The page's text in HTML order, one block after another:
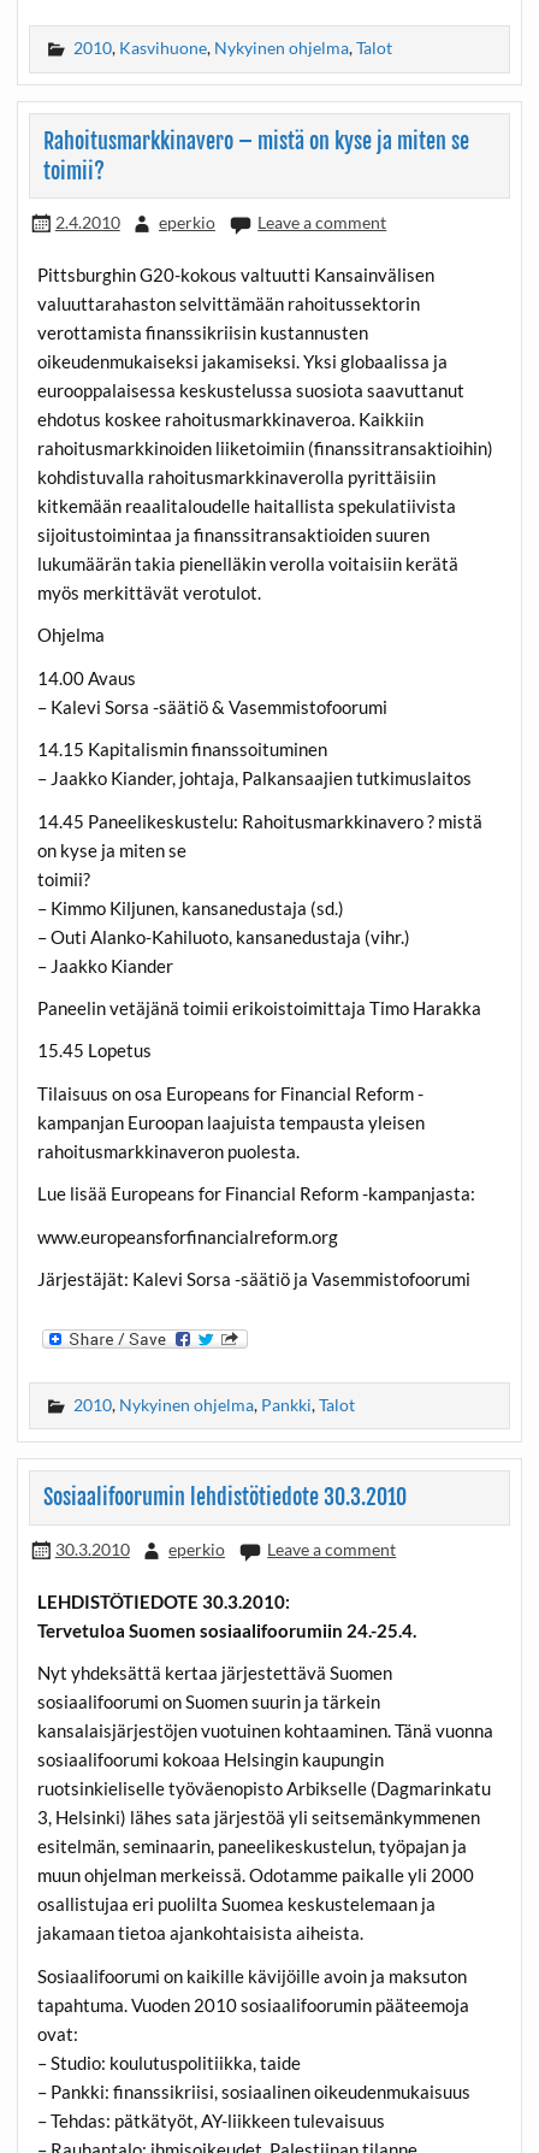
2010, Kasvihuone, Nykyinen ohjelma,Talot
Rahoitusmarkkinavero – mistä on kyse ja miten se
toimii?
2.4.2010 eperkio Leave a comment
Pittsburghin G20-kokous valtuutti Kansainvälisen
valuuttarahaston selvittämään rahoitussektorin
verottamista finanssikriisin kustannusten
oikeudenmukaiseksi jakamiseksi. Yksi globaalissa ja
eurooppalaisessa keskustelussa suosiota saavuttanut
ehdotus koskee rahoitusmarkkinaveroa. Kaikkiin
rahoitusmarkkinoiden liiketoimiin (finanssitransaktioihin)
kohdistuvalla rahoitusmarkkinaverolla pyrittäisiin
kitkemään reaalitaloudelle haitallista spekulatiivista
sijoitustoimintaa ja finanssitransaktioiden suuren
lukumäärän takia pienelläkin verolla voitaisiin kerätä
myös merkittävät verotulot.
Ohjelma
14.00 Avaus
– Kalevi Sorsa -säätiö & Vasemmistofoorumi
14.15 Kapitalismin finanssoituminen
– Jaakko Kiander, johtaja, Palkansaajien tutkimuslaitos
14.45 Paneelikeskustelu: Rahoitusmarkkinavero ? mistä
on kyse ja miten se
toimii?
– Kimmo Kiljunen, kansanedustaja (sd.)
– Outi Alanko-Kahiluoto, kansanedustaja (vihr.)
– Jaakko Kiander
Paneelin vetäjänä toimii erikoistoimittaja Timo Harakka
15.45 Lopetus
Tilaisuus on osa Europeans for Financial Reform -
kampanjan Euroopan laajuista tempausta yleisen
rahoitusmarkkinaveron puolesta.
Lue lisää Europeans for Financial Reform -kampanjasta:
www.europeansforfinancialreform.org
Järjestäjät: Kalevi Sorsa -säätiö ja Vasemmistofoorumi
2010, Nykyinen ohjelma, Pankki,Talot
Sosiaalifoorumin lehdistötiedote 30.3.2010
30.3.2010 eperkio Leave a comment
LEHDISTÖTIEDOTE 30.3.2010:
Tervetuloa Suomen sosiaalifoorumiin 24.-25.4.
Nyt yhdeksättä kertaa järjestettävä Suomen
sosiaalifoorumi on Suomen suurin ja tärkein
kansalaisjärjestöjen vuotuinen kohtaaminen. Tänä vuonna
sosiaalifoorumi kokoaa Helsingin kaupungin
ruotsinkieliselle työväenopisto Arbikselle (Dagmarinkatu
3, Helsinki) lähes sata järjestöä yli seitsemänkymmenen
esitelmän, seminaarin, paneelikeskustelun, työpajan ja
muun ohjelman merkeissä. Odotamme paikalle yli 2000
osallistujaa eri puolilta Suomea keskustelemaan ja
jakamaan tietoa ajankohtaisista aiheista.
Sosiaalifoorumi on kaikille kävijöille avoin ja maksuton
tapahtuma. Vuoden 2010 sosiaalifoorumin pääteemoja
ovat:
– Studio: koulutuspolitiikka, taide
– Pankki: finanssikriisi, sosiaalinen oikeudenmukaisuus
– Tehdas: pätkätyöt, AY-liikkeen tulevaisuus